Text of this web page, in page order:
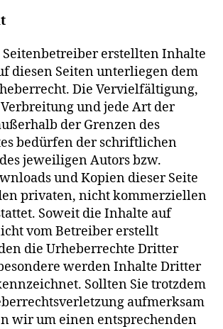
Seitenbetreiber erstellten Inhalte
diesen Seiten unterliegen dem
Die Vervielfältigung,
und jede Art der
der Grenzen des
bedürfen der schriftlichen
jeweiligen Autors bzw.
und Kopien dieser Seite
privaten, nicht kommerziellen
Soweit die Inhalte auf
vom Betreiber erstellt
die Urheberrechte Dritter
werden Inhalte Dritter
Sollten Sie trotzdem
aufmerksam
wir um einen entsprechenden